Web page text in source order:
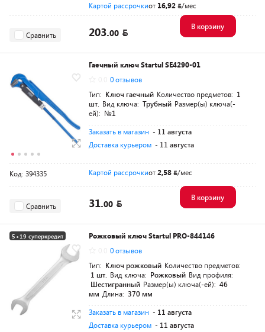
Картой рассрочкиот 16,92 /мес
Сравнить 203.00
В корзину
Гаечный ключ Startul SE4290-01
0 отзывов
Тип: Ключ гаечный Количество предметов: 1
шт. Вид ключа: Трубный Размер(ы) ключа(-
ей): №1
Заказать в магазин - 11 августа
Доставка курьером - 11 августа
Код: 394335 Картой рассрочкиот2,58 /мес
Сравнить 31.00
В корзину
5+19 суперкредит
Рожковый ключ Startul PRO-844146
0 отзывов
Тип: Ключ рожковый Количество предметов:
1 шт. Вид ключа: Рожковый Вид профиля:
Шестигранный Размер(ы) ключа(-ей): 46
мм Длина: 370 мм
Заказать в магазин - 11 августа
Доставка курьером - 11 августа